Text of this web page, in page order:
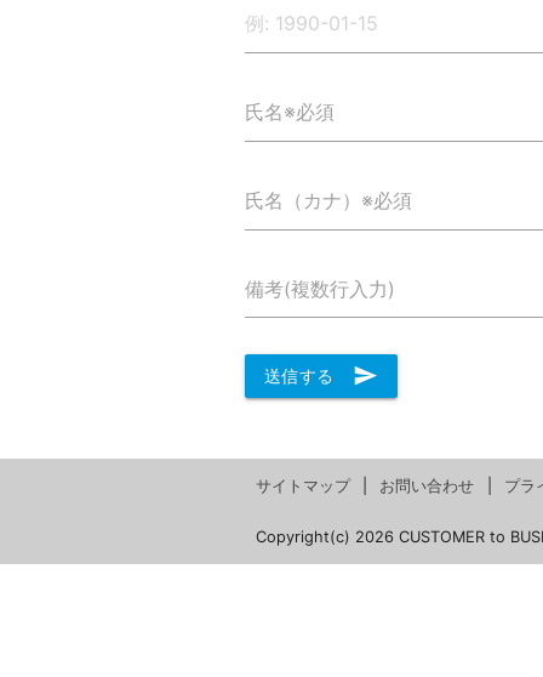
氏名※必須
氏名（カナ）※必須
備考(複数行入力)
送信する send
サイトマップ お問い合わせ プラ
Copyright(c) 2026 CUSTOMER to